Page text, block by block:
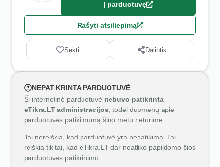
Į parduotuvę
Rašyti atsiliepimą
Sekti Dalintis
NEPATIKRINTA PARDUOTUVĖ
Ši internetinė parduotuvė nebuvo patikrinta
eTikra.LT administracijos , todėl duomenų apie
parduotuvės patikimumą šiuo metu neturime.
Tai nereiškia, kad parduotuvė yra nepatikima. Tai
reiškia tik tai, kad eTikra.LT dar neatliko papildomo šios
parduotuvės patikrinimo.